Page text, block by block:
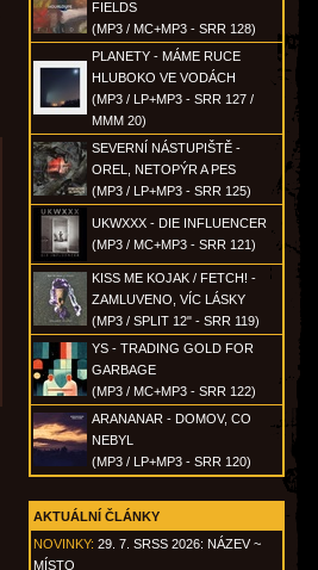
FIELDS
(MP3 / MC+MP3 - SRR 128)
PLANETY - MÁME RUCE
HLUBOKO VE VODÁCH
(MP3 / LP+MP3 - SRR 127 /
MMM 20)
SEVERNÍ NÁSTUPIŠTĚ -
OREL, NETOPÝR A PES
(MP3 / LP+MP3 - SRR 125)
UKWXXX - DIE INFLUENCER
(MP3 / MC+MP3 - SRR 121)
KISS ME KOJAK / FETCH! -
ZAMLUVENO, VÍC LÁSKY
(MP3 / SPLIT 12" - SRR 119)
YS - TRADING GOLD FOR
GARBAGE
(MP3 / MC+MP3 - SRR 122)
ARANANAR - DOMOV, CO
NEBYL
(MP3 / LP+MP3 - SRR 120)
AKTUÁLNÍ ČLÁNKY
NOVINKY: 29. 7. SRSS 2026: NÁZEV ~
MÍSTO